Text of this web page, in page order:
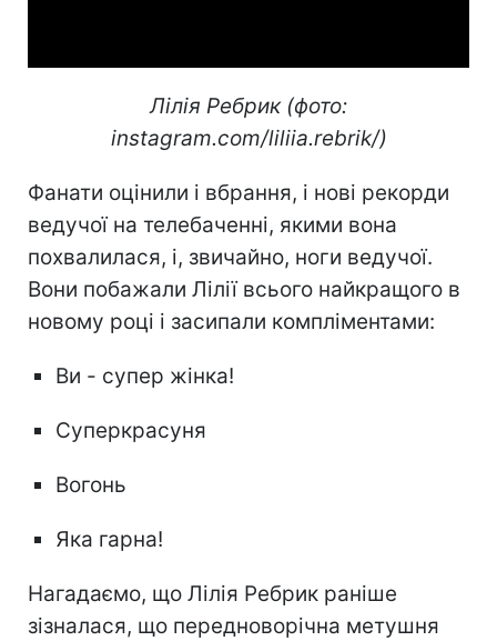
Лілія Ребрик (фото:
instagram.com/liliia.rebrik/)
Фанати оцінили і вбрання, і нові рекорди
ведучої на телебаченні, якими вона
похвалилася, і, звичайно, ноги ведучої.
Вони побажали Лілії всього найкращого в
новому році і засипали компліментами:
Ви - супер жінка!
Суперкрасуня
Вогонь
Яка гарна!
Нагадаємо, що Лілія Ребрик раніше
зізналася, що передноворічна метушня